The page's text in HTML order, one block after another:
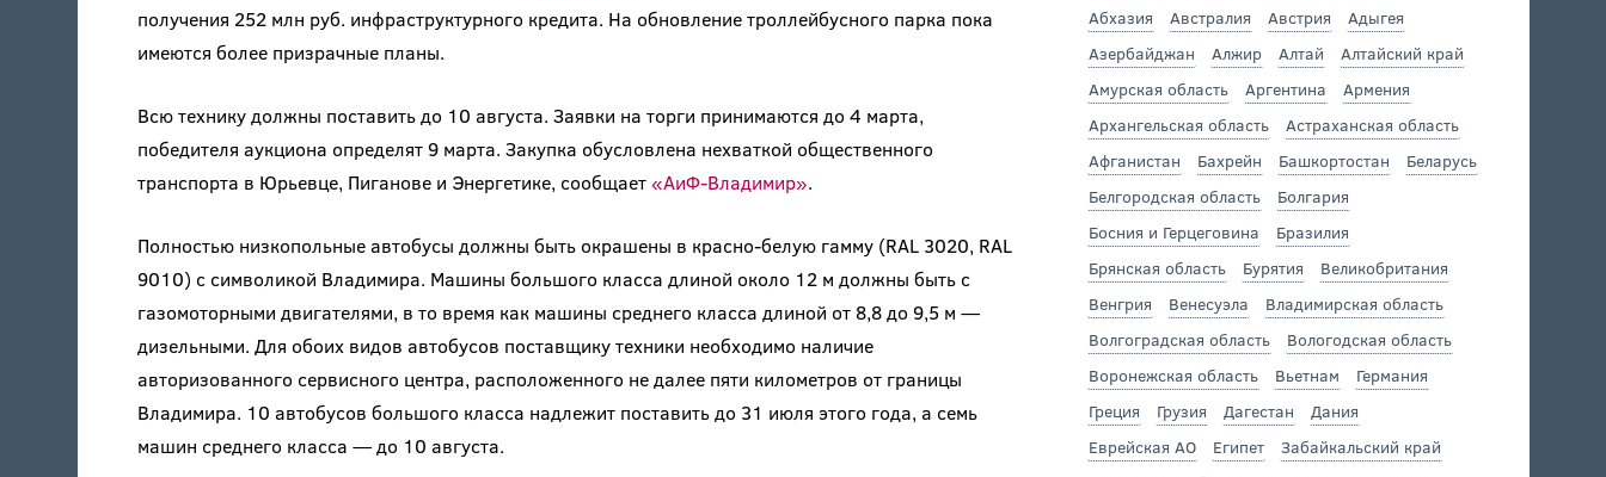
получения 252 млн руб. инфраструктурного кредита. На обновление троллейбусного парка пока
имеются более призрачные планы.
Всю технику должны поставить до 10 августа. Заявки на торги принимаются до 4 марта,
победителя аукциона определят 9 марта. Закупка обусловлена нехваткой общественного
транспорта в Юрьевце, Пиганове и Энергетике, сообщает«АиФ-Владимир».
Полностью низкопольные автобусы должны быть окрашены в красно-белую гамму (RAL 3020, RAL
9010) с символикой Владимира. Машины большого класса длиной около 12 м должны быть с
газомоторными двигателями, в то время как машины среднего класса длиной от 8,8 до 9,5 м —
дизельными. Для обоих видов автобусов поставщику техники необходимо наличие
авторизованного сервисного центра, расположенного не далее пяти километров от границы
Владимира. 10 автобусов большого класса надлежит поставить до 31 июля этого года, а семь
машин среднего класса — до 10 августа.
Абхазия Австралия Австрия
Адыгея
Азербайджан
Алжир Алтай
Алтайский край
Амурская область
Аргентина
Армения
Архангельская область
Астраханская область
Афганистан
Бахрейн Башкортостан
Беларусь
Белгородская область
Болгария
Босния и Герцеговина
Бразилия
Брянская область
Бурятия
Великобритания
Венгрия
Венесуэла
Владимирская область
Волгоградская область
Вологодская область
Воронежская область
Вьетнам
Германия
Греция
Грузия Дагестан
Дания
Еврейская АО
Египет
Забайкальский край